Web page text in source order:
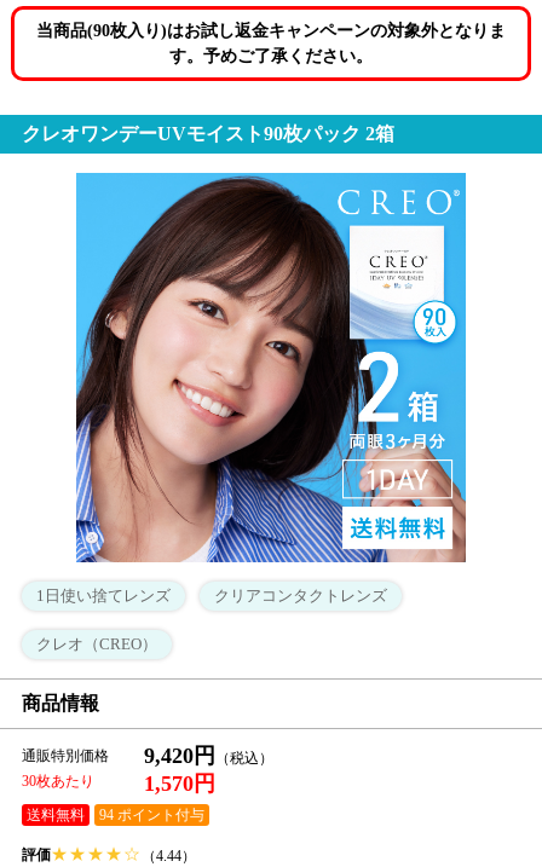
当商品(90枚入り)はお試し返金キャンペーンの対象外となりま
す。予めご了承ください。
クレオワンデーUVモイスト90枚パック 2箱
1日使い捨てレンズ クリアコンタクトレンズ
クレオ（CREO）
商品情報
通販特別価格 9,420円
30枚あたり 1,570円
送料無料 94 ポイント付与
評価★ ★ ★ ★ ☆
（4.44）